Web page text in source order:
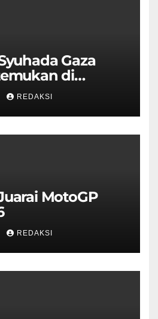
Gaza
di
REDAKSI
MotoGP
REDAKSI